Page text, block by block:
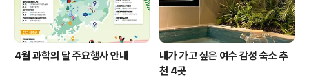
4월 과학의 달 주요행사 안내
내가 가고 싶은 여수 감성 숙소 추
천 4곳